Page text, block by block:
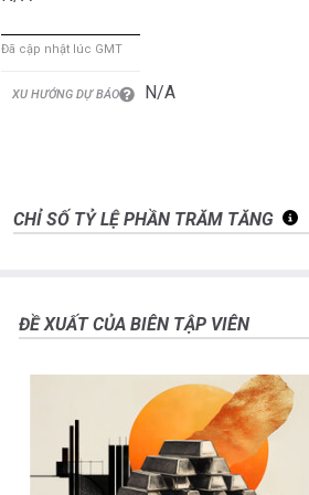
Đã cập nhật lúc GMT
XU HƯỚNG DỰ BÁO N/A
CHỈ SỐ TỶ LỆ PHẦN TRĂM TĂNG
ĐỀ XUẤT CỦA BIÊN TẬP VIÊN